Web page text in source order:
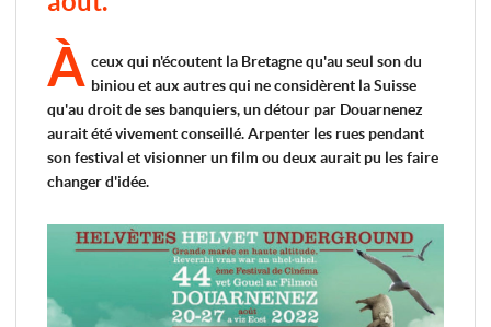
À ceux qui n'écoutent la Bretagne qu'au seul son du
biniou et aux autres qui ne considèrent la Suisse
qu'au droit de ses banquiers, un détour par Douarnenez
aurait été vivement conseillé. Arpenter les rues pendant
son festival et visionner un film ou deux aurait pu les faire
changer d'idée.